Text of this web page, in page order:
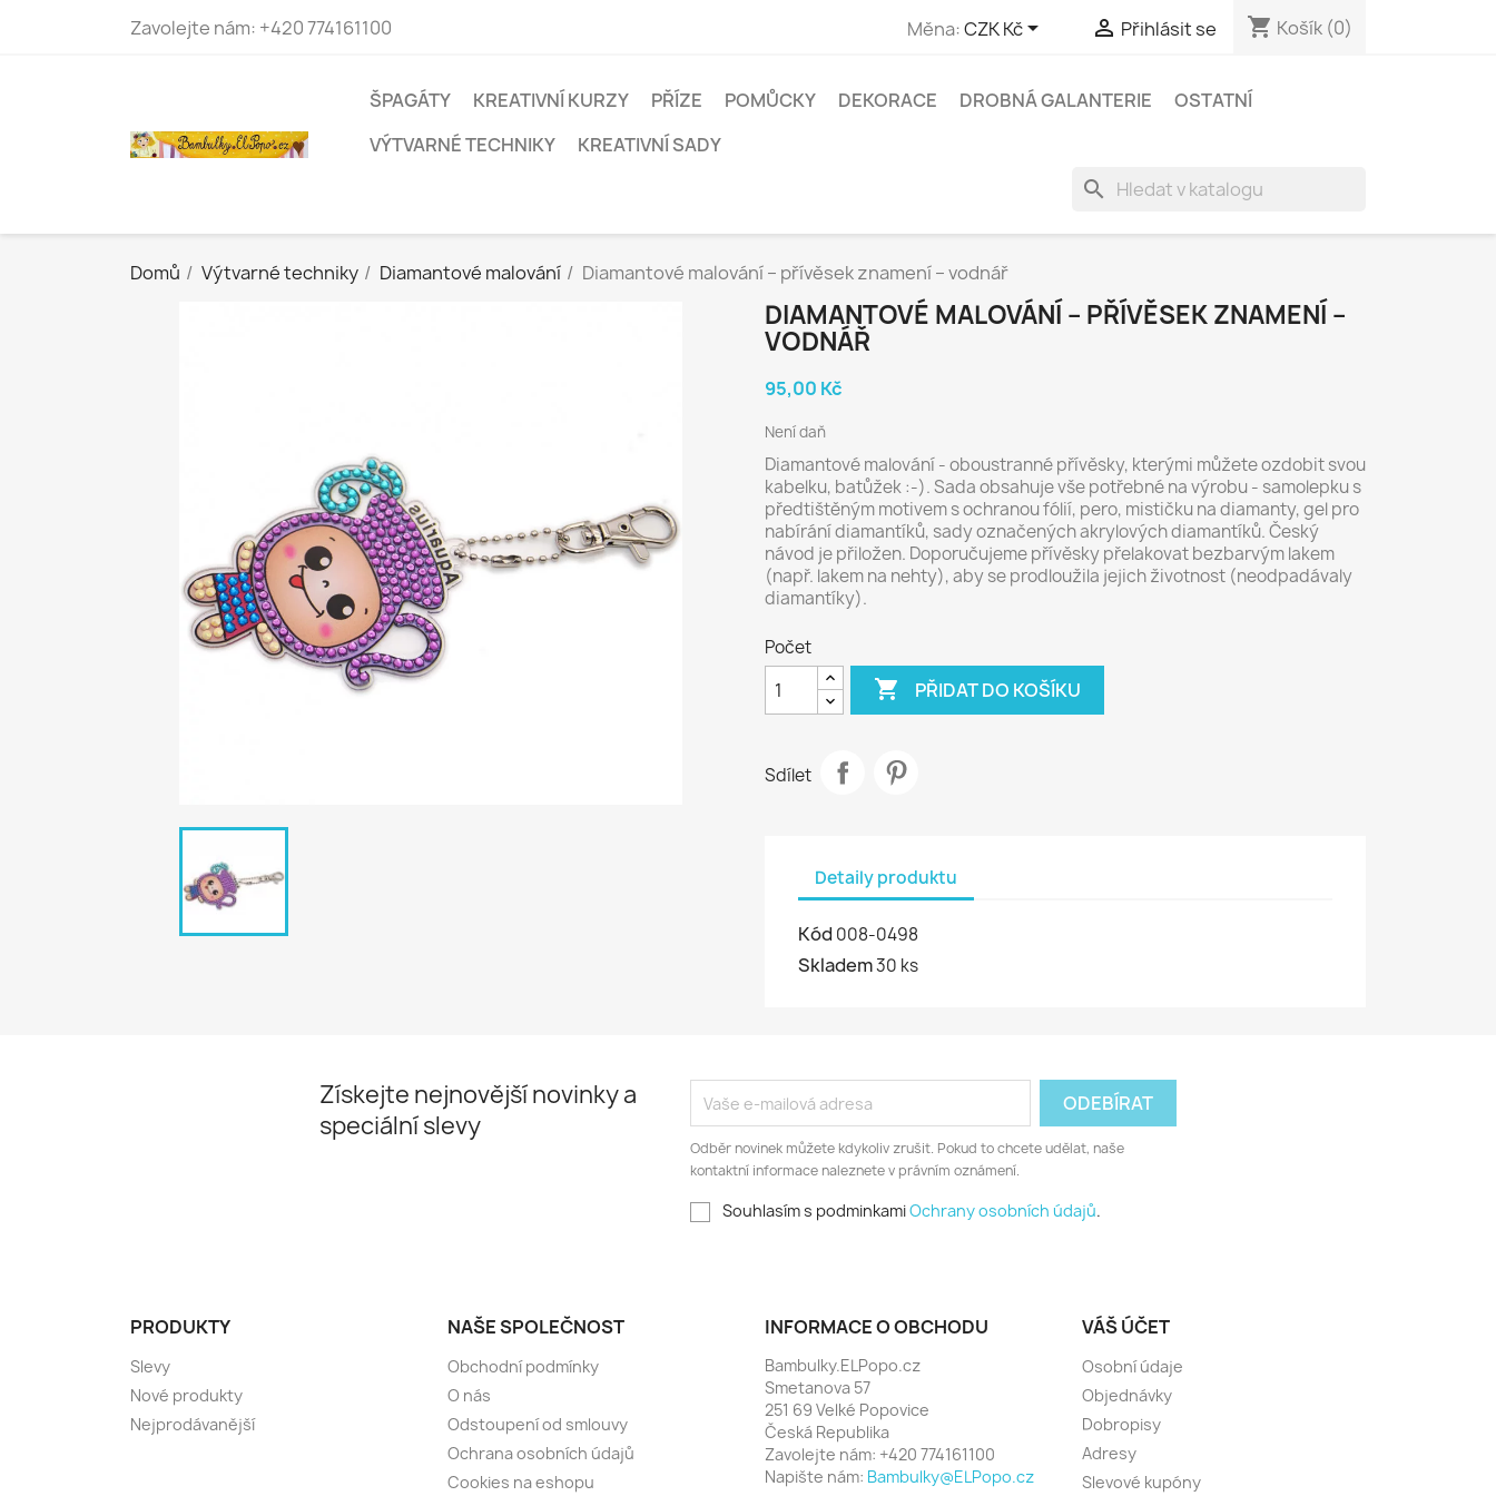
Zavolejte nám: +420 774161100 Měna:CZK Kč  Přihlásit se shopping_cart Košík (0)
ŠPAGÁTY KREATIVNÍ KURZY PŘÍZE POMŮCKY DEKORACE DROBNÁ GALANTERIE
OSTATNÍ
VÝTVARNÉ TECHNIKY
KREATIVNÍ SADY
search
Domů Výtvarné techniky Diamantové malování Diamantové malování – přívěsek znamení – vodnář
DIAMANTOVÉ MALOVÁNÍ – PŘÍVĚSEK ZNAMENÍ –
VODNÁŘ
95,00 Kč
Není daň
Diamantové malování - oboustranné přívěsky, kterými můžete ozdobit svou
kabelku, batůžek :-). Sada obsahuje vše potřebné na výrobu - samolepku s
předtištěným motivem s ochranou fólií, pero, mističku na diamanty, gel pro
nabírání diamantíků, sady označených akrylových diamantíků. Český
návod je přiložen. Doporučujeme přívěsky přelakovat bezbarvým lakem
(např. lakem na nehty), aby se prodloužila jejich životnost (neodpadávaly
diamantíky).
Počet
 PŘIDAT DO KOŠÍKU
Sdílet
Detaily produktu
Kód 008-0498
Skladem30 ks
Získejte nejnovější novinky a
speciální slevy
Odběr novinek můžete kdykoliv zrušit. Pokud to chcete udělat, naše
kontaktní informace naleznete v právním oznámení.
Souhlasím s podminkamiOchrany osobních údajů.
PRODUKTY
Slevy
Nové produkty
Nejprodávanější
NAŠE SPOLEČNOST
Obchodní podmínky
O nás
Odstoupení od smlouvy
Ochrana osobních údajů
Cookies na eshopu
INFORMACE O OBCHODU
Bambulky.ELPopo.cz
Smetanova 57
251 69 Velké Popovice
Česká Republika
Zavolejte nám: +420 774161100
Napište nám: Bambulky@ELPopo.cz
VÁŠ ÚČET
Osobní údaje
Objednávky
Dobropisy
Adresy
Slevové kupóny